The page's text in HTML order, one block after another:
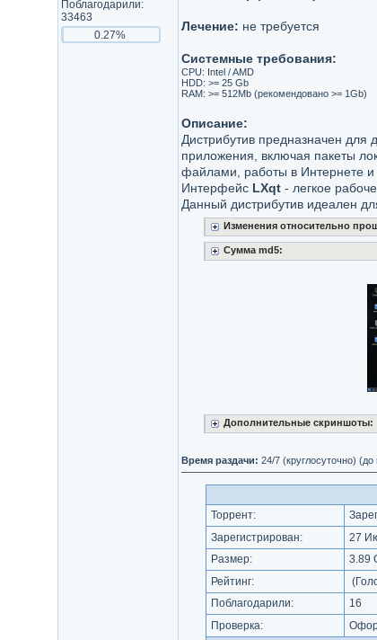
Поблагодарили:
33463
0.27%
Лечение: не требуется
Системные требования:
CPU: Intel / AMD
HDD: >= 25 Gb
RAM: >= 512Mb (рекомендовано >= 1Gb)
Описание:
Дистрибутив предназначен
приложения, включая пакеты
файлами, работы в Интернете и
Интерфейс LXqt- легкое
Данный дистрибутив идеален
Изменения относительно
Сумма md5:
Дополнительные скриншоты:
Время раздачи: 24/7 (круглосуточно)
Торрент:
Зарегистрирован:
27
Размер:
3.89
Рейтинг:
Поблагодарили:
16
Проверка: